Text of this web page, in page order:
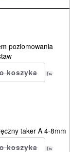
poziomowania
(w
taker A 4-8mm
(w